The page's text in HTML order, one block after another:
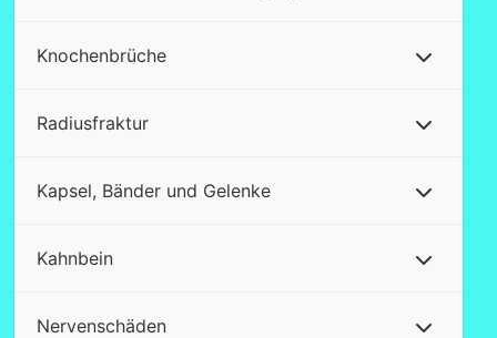
Knochenbrüche
Radiusfraktur
Kapsel, Bänder und Gelenke
Kahnbein
Nervenschäden